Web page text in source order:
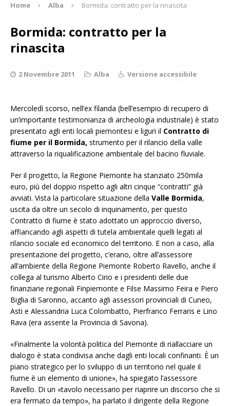
Home Alba Bormida: contratto per la rinascita
Bormida: contratto per la
rinascita
2 Novembre 2011 Alba Versione accessibile
Mercoledì scorso, nell’ex filanda (bell’esempio di recupero di
un’importante testimonianza di archeologia industriale) è stato
presentato agli enti locali piemontesi e liguri il Contratto di
fiume per il Bormida, strumento per il rilancio della valle
attraverso la riqualificazione ambientale del bacino fluviale.
Per il progetto, la Regione Piemonte ha stanziato 250mila
euro, più del doppio rispetto agli altri cinque “contratti” già
avviati. Vista la particolare situazione della Valle Bormida,
uscita da oltre un secolo di inquinamento, per questo
Contratto di fiume è stato adottato un approccio diverso,
affiancando agli aspetti di tutela ambientale quelli legati al
rilancio sociale ed economico del territorio. E non a caso, alla
presentazione del progetto, c’erano, oltre all’assessore
all’ambiente della Regione Piemonte Roberto Ravello, anche il
collega al turismo Alberto Cirio e i presidenti delle due
finanziarie regionali Finpiemonte e Filse Massimo Feira e Piero
Biglia di Saronno, accanto agli assessori provinciali di Cuneo,
Asti e Alessandria Luca Colombatto, Pierfranco Ferraris e Lino
Rava (era assente la Provincia di Savona).
«Finalmente la volontà politica del Piemonte di riallacciare un
dialogo è stata condivisa anche dagli enti locali confinanti. È un
piano strategico per lo sviluppo di un territorio nel quale il
fiume è un elemento di unione», ha spiegato l’assessore
Ravello. Di un «tavolo necessario per riaprire un discorso che si
era fermato da tempo», ha parlato il dirigente della Regione